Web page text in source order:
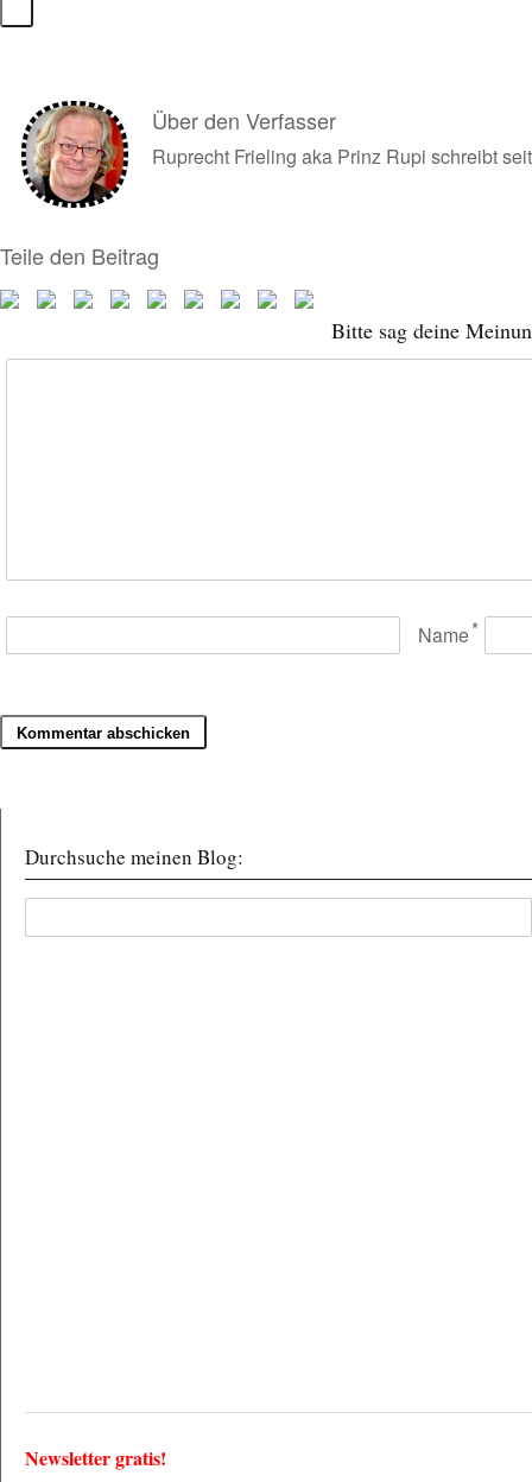
Über den Verfasser
Ruprecht Frieling aka Prinz Rupi schreibt
Teile den Beitrag
Bitte sag deine
Name*
Durchsuche meinen Blog:
Newsletter gratis!